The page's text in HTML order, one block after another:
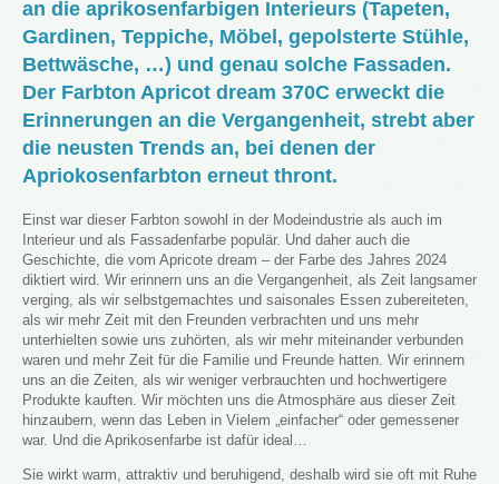
an die aprikosenfarbigen Interieurs (Tapeten,
Gardinen, Teppiche, Möbel, gepolsterte Stühle,
Bettwäsche, …) und genau solche Fassaden.
Der Farbton Apricot dream 370C erweckt die
Erinnerungen an die Vergangenheit, strebt aber
die neusten Trends an, bei denen der
Apriokosenfarbton erneut thront.
Einst war dieser Farbton sowohl in der Modeindustrie als auch im
Interieur und als Fassadenfarbe populär. Und daher auch die
Geschichte, die vom Apricote dream – der Farbe des Jahres 2024
diktiert wird. Wir erinnern uns an die Vergangenheit, als Zeit langsamer
verging, als wir selbstgemachtes und saisonales Essen zubereiteten,
als wir mehr Zeit mit den Freunden verbrachten und uns mehr
unterhielten sowie uns zuhörten, als wir mehr miteinander verbunden
waren und mehr Zeit für die Familie und Freunde hatten. Wir erinnern
uns an die Zeiten, als wir weniger verbrauchten und hochwertigere
Produkte kauften. Wir möchten uns die Atmosphäre aus dieser Zeit
hinzaubern, wenn das Leben in Vielem „einfacher“ oder gemessener
war. Und die Aprikosenfarbe ist dafür ideal…
Sie wirkt warm, attraktiv und beruhigend, deshalb wird sie oft mit Ruhe